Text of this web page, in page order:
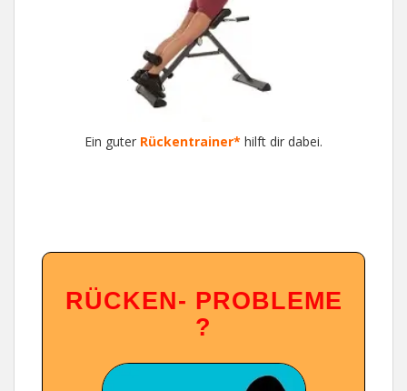
Ein guter Rückentrainer* hilft dir dabei.
RÜCKEN- PROBLEME
?